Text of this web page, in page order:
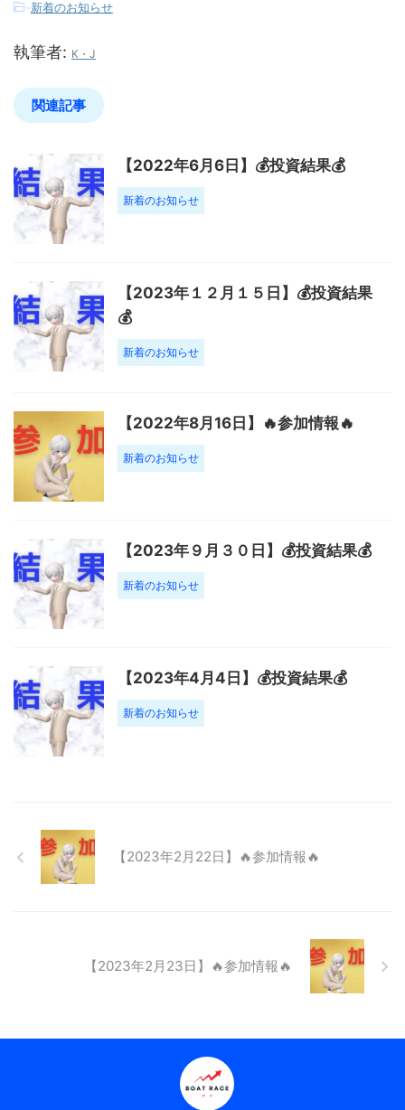
-新着のお知らせ
執筆者: K・J
関連記事
【2022年6月6日】💰投資結果💰
新着のお知らせ
【2023年１２月１５日】💰投資結果
💰
新着のお知らせ
【2022年8月16日】🔥参加情報🔥
新着のお知らせ
【2023年９月３０日】💰投資結果💰
新着のお知らせ
【2023年4月4日】💰投資結果💰
新着のお知らせ
【2023年2月22日】🔥参加情報🔥
【2023年2月23日】🔥参加情報🔥